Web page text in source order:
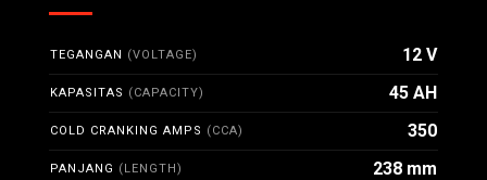
TEGANGAN (VOLTAGE) 12 V
KAPASITAS (CAPACITY) 45 AH
COLD CRANKING AMPS (CCA) 350
PANJANG (LENGTH) 238 mm